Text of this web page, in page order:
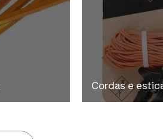
Cordas e